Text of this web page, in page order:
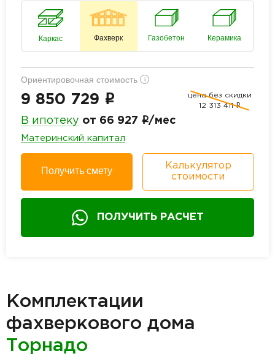
Каркас Фахверк Газобетон Керамика
Ориентировочная стоимость i
9 850 729 i
цена без скидки
12 313 411 i
В ипотеку от 66 927 i/мес
Материнский капитал
Получить смету
Калькулятор
стоимости
ПОЛУЧИТЬ РАСЧЕТ
Комплектации
фахверкового дома
Торнадо